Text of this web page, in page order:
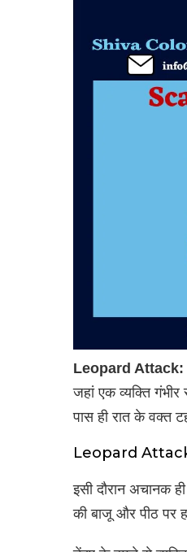
Leopard Attack:
जहां एक व्यक्ति
पास ही रात के वक्त
Leopard Attack:
इसी दौरान अचानक
की बाजू और पीठ पर